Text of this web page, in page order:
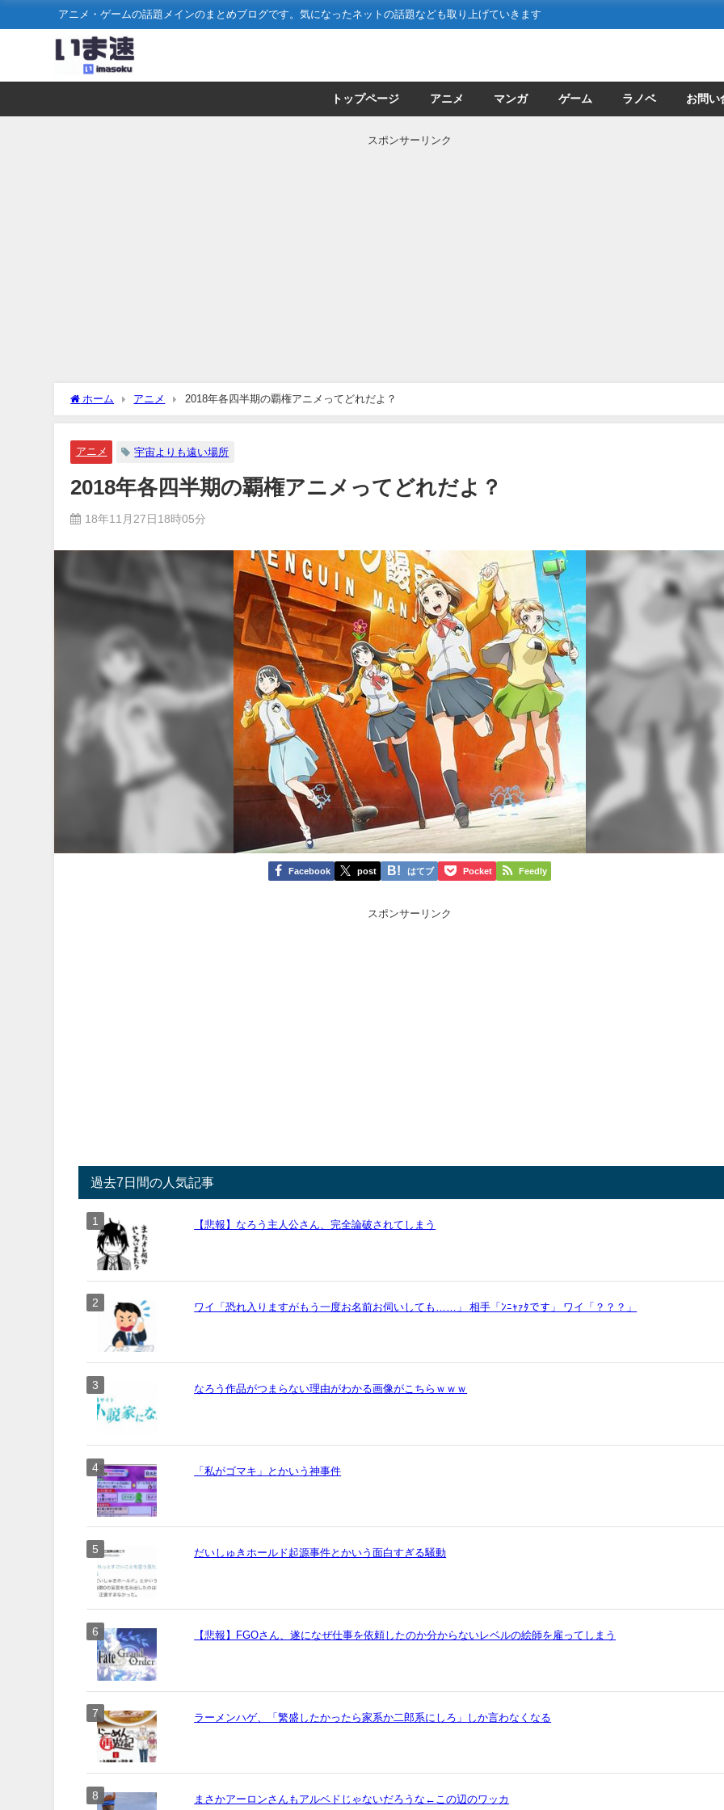
アニメ・ゲームの話題メインのまとめブログです。気になったネットの話題なども取り上げていきます
トップページ アニメ マンガ ゲーム ラノベ お問い
スポンサーリンク
ホーム アニメ 2018年各四半期の覇権アニメってどれだよ？
アニメ 宇宙よりも遠い場所
2018年各四半期の覇権アニメってどれだよ？
18年11月27日18時05分
Facebook post はてブ Pocket Feedly
スポンサーリンク
過去7日間の人気記事
【悲報】なろう主人公さん、完全論破されてしまう
ワイ「恐れ入りますがもう一度お名前お伺いしても……」 相手「ﾝﾆｬｧﾀです」 ワイ「？？？」
なろう作品がつまらない理由がわかる画像がこちらｗｗｗ
「私がゴマキ」とかいう神事件
だいしゅきホールド起源事件とかいう面白すぎる騒動
【悲報】FGOさん、遂になぜ仕事を依頼したのか分からないレベルの絵師を雇ってしまう
ラーメンハゲ、「繁盛したかったら家系か二郎系にしろ」しか言わなくなる
まさかアーロンさんもアルベドじゃないだろうな←この辺のワッカ